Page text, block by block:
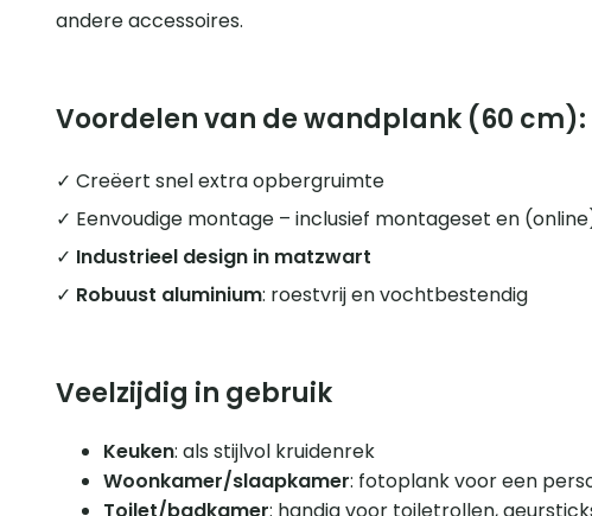
andere accessoires.
Voordelen van de wandplank (60 cm):
✓ Creëert snel extra opbergruimte
✓ Eenvoudige montage – inclusief montageset en
✓ Industrieel design in matzwart
✓ Robuust aluminium: roestvrij en vochtbestendig
Veelzijdig in gebruik
Keuken: als stijlvol kruidenrek
Woonkamer/slaapkamer: fotoplank voor een